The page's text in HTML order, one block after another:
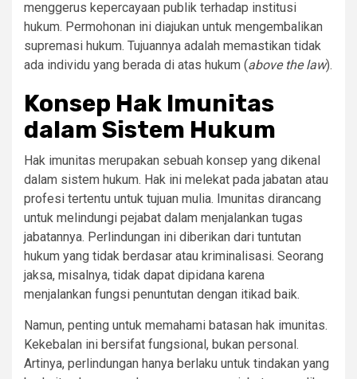
menggerus kepercayaan publik terhadap institusi
hukum. Permohonan ini diajukan untuk mengembalikan
supremasi hukum. Tujuannya adalah memastikan tidak
ada individu yang berada di atas hukum (above the law).
Konsep Hak Imunitas
dalam Sistem Hukum
Hak imunitas merupakan sebuah konsep yang dikenal
dalam sistem hukum. Hak ini melekat pada jabatan atau
profesi tertentu untuk tujuan mulia. Imunitas dirancang
untuk melindungi pejabat dalam menjalankan tugas
jabatannya. Perlindungan ini diberikan dari tuntutan
hukum yang tidak berdasar atau kriminalisasi. Seorang
jaksa, misalnya, tidak dapat dipidana karena
menjalankan fungsi penuntutan dengan itikad baik.
Namun, penting untuk memahami batasan hak imunitas.
Kekebalan ini bersifat fungsional, bukan personal.
Artinya, perlindungan hanya berlaku untuk tindakan yang